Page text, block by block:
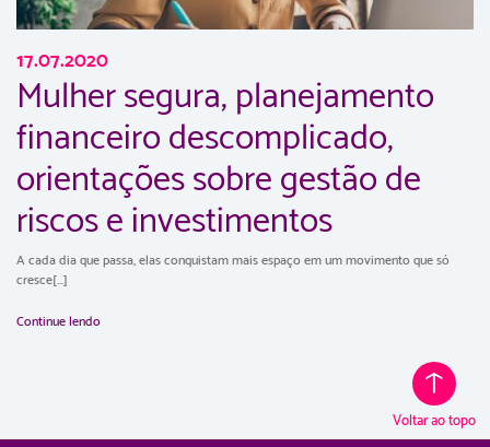
17.07.2020
Mulher segura, planejamento
financeiro descomplicado,
orientações sobre gestão de
riscos e investimentos
A cada dia que passa, elas conquistam mais espaço em um movimento que só
cresce[...]
Continue lendo
Voltar ao topo